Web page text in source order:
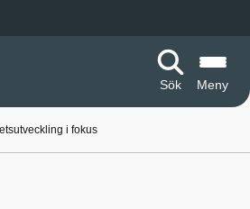
Sök
Meny
i fokus